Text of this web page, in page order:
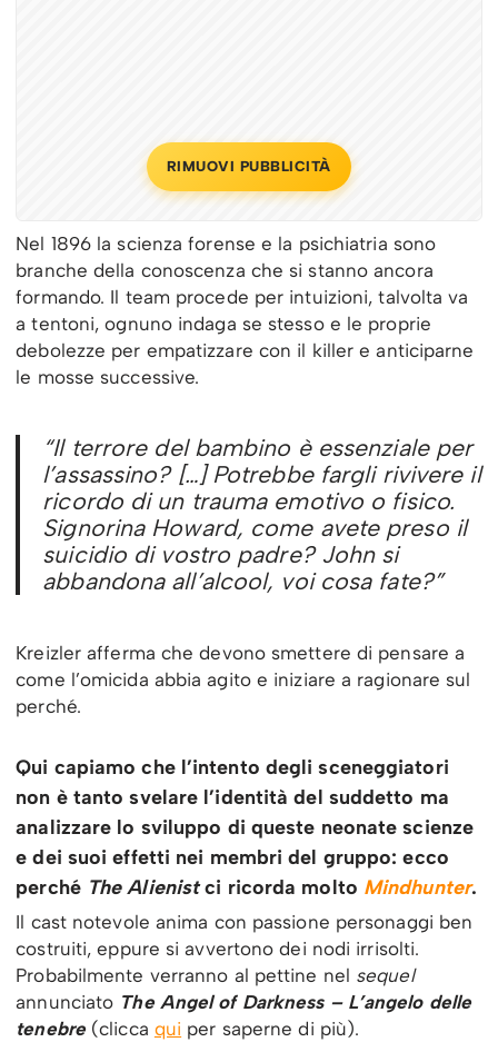
RIMUOVI PUBBLICITÀ
Nel 1896 la scienza forense e la psichiatria sono
branche della conoscenza che si stanno ancora
formando. Il team procede per intuizioni, talvolta va
a tentoni, ognuno indaga se stesso e le proprie
debolezze per empatizzare con il killer e anticiparne
le mosse successive.
“Il terrore del bambino è essenziale per
l’assassino? […] Potrebbe fargli rivivere il
ricordo di un trauma emotivo o fisico.
Signorina Howard, come avete preso il
suicidio di vostro padre? John si
abbandona all’alcool, voi cosa fate?”
Kreizler afferma che devono smettere di pensare a
come l’omicida abbia agito e iniziare a ragionare sul
perché.
Qui capiamo che l’intento degli sceneggiatori
non è tanto svelare l’identità del suddetto ma
analizzare lo sviluppo di queste neonate scienze
e dei suoi effetti nei membri del gruppo: ecco
perché The Alienistci ricorda molto Mindhunter.
Il cast notevole anima con passione personaggi ben
costruiti, eppure si avvertono dei nodi irrisolti.
Probabilmente verranno al pettine nel sequel
annunciato The Angel of Darkness – L’angelo delle
tenebre (clicca qui per saperne di più).